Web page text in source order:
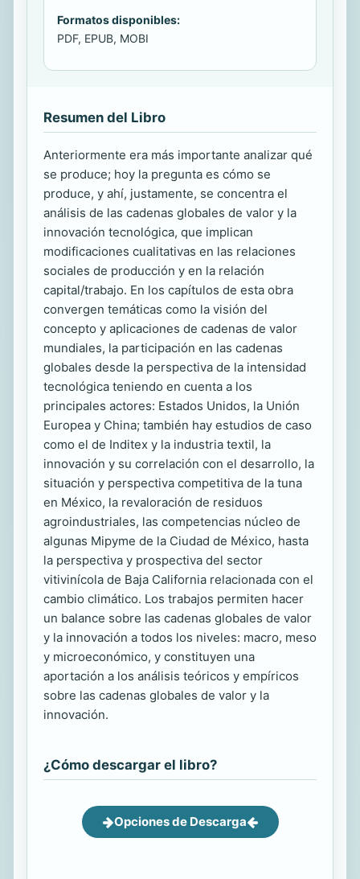
Formatos disponibles:
PDF, EPUB, MOBI
Resumen del Libro
Anteriormente era más importante analizar qué
se produce; hoy la pregunta es cómo se
produce, y ahí, justamente, se concentra el
análisis de las cadenas globales de valor y la
innovación tecnológica, que implican
modificaciones cualitativas en las relaciones
sociales de producción y en la relación
capital/trabajo. En los capítulos de esta obra
convergen temáticas como la visión del
concepto y aplicaciones de cadenas de valor
mundiales, la participación en las cadenas
globales desde la perspectiva de la intensidad
tecnológica teniendo en cuenta a los
principales actores: Estados Unidos, la Unión
Europea y China; también hay estudios de caso
como el de Inditex y la industria textil, la
innovación y su correlación con el desarrollo, la
situación y perspectiva competitiva de la tuna
en México, la revaloración de residuos
agroindustriales, las competencias núcleo de
algunas Mipyme de la Ciudad de México, hasta
la perspectiva y prospectiva del sector
vitivinícola de Baja California relacionada con el
cambio climático. Los trabajos permiten hacer
un balance sobre las cadenas globales de valor
y la innovación a todos los niveles: macro, meso
y microeconómico, y constituyen una
aportación a los análisis teóricos y empíricos
sobre las cadenas globales de valor y la
innovación.
¿Cómo descargar el libro?
Opciones de Descarga